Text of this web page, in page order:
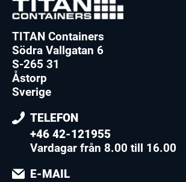
TITAN Containers
Södra Vallgatan 6
S-265 31
Åstorp
Sverige
TELEFON
+46 42-121955
Vardagar från 8.00 till 16.00
E-MAIL